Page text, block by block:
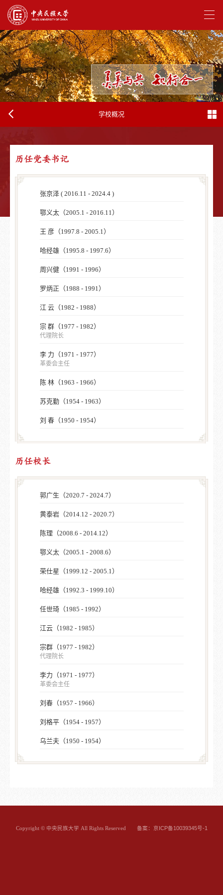
学校概况
历任党委书记
张京泽 ( 2016.11 - 2024.4 )
鄂义太（2005.1 - 2016.11）
王 彦（1997.8 - 2005.1）
哈经雄（1995.8 - 1997.6）
周兴健（1991 - 1996）
罗炳正（1988 - 1991）
江 云（1982 - 1988）
宗 群（1977 - 1982）
代理院长
李 力（1971 - 1977）
革委会主任
陈 林（1963 - 1966）
苏克勤（1954 - 1963）
刘 春（1950 - 1954）
历任校长
郭广生（2020.7 - 2024.7）
黄泰岩（2014.12 - 2020.7）
陈理（2008.6 - 2014.12）
鄂义太（2005.1 - 2008.6）
荣仕星（1999.12 - 2005.1）
哈经雄（1992.3 - 1999.10）
任世琦（1985 - 1992）
江云（1982 - 1985）
宗群（1977 - 1982）
代理院长
李力（1971 - 1977）
革委会主任
刘春（1957 - 1966）
刘格平（1954 - 1957）
乌兰夫（1950 - 1954）
Copyright © 中央民族大学 All Rights Reserved 备案：京ICP备10039345号-1